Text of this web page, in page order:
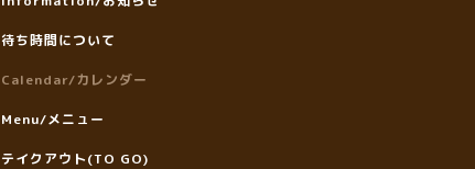
待ち時間について
Calendar/カレンダー
Menu/メニュー
テイクアウト(TO GO)